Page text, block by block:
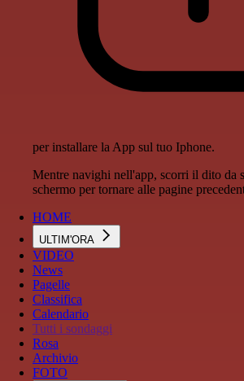
per installare la App sul tuo Iphone.
Mentre navighi nell'app, scorri il dito da
schermo per tornare alle pagine
HOME
ULTIM'ORA
VIDEO
News
Pagelle
Classifica
Calendario
Tutti i sondaggi
Rosa
Archivio
FOTO